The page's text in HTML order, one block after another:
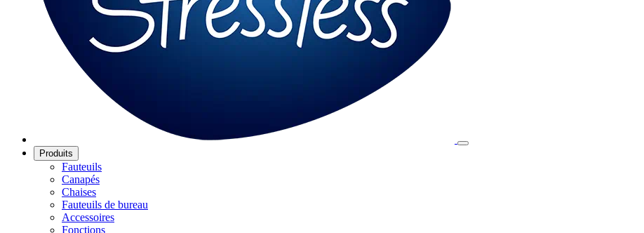
Produits
Fauteuils
Canapés
Chaises
Fauteuils de bureau
Accessoires
Fonctions